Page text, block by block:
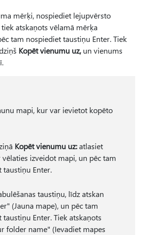
mērķi, nospiediet lejupvērsto
atskaņots vēlamā mērķa
tam nospiediet taustiņu Enter. Tiek
Kopēt vienumu uz, un vienums
mapi, kur var ievietot kopēto
Kopēt vienumu uz:atlasiet
izveidot mapi, un pēc tam
taustiņu Enter.
taustiņu, līdz atskan
(Jauna mape), un pēc tam
taustiņu Enter. Tiek atskaņots
folder name" (Ievadiet mapes